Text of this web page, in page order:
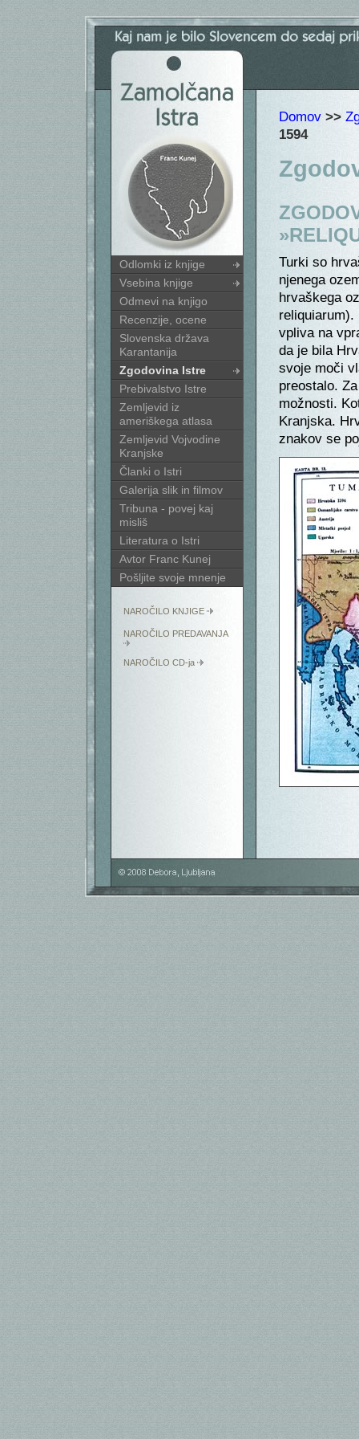
Domov >>
1594
Turki so
njenega
hrvaškega
vpliva na
da je bila
svoje moči
preostalo.
možnosti.
Kranjska.
znakov se
Odlomki iz knjige
Vsebina knjige
Odmevi na knjigo
Recenzije, ocene
Slovenska država
Karantanija
Zgodovina Istre
Prebivalstvo Istre
Zemljevid iz
ameriškega atlasa
Zemljevid Vojvodine
Kranjske
Članki o Istri
Galerija slik in filmov
Tribuna - povej kaj
misliš
Literatura o Istri
Avtor Franc Kunej
Pošljite svoje mnenje
NAROČILO KNJIGE
NAROČILO PREDAVANJA
NAROČILO CD-ja